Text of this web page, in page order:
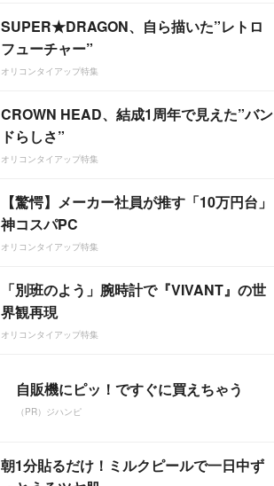
SUPER★DRAGON、自ら描いた”レトロ
フューチャー”
オリコンタイアップ特集
CROWN HEAD、結成1周年で見えた”バン
ドらしさ”
オリコンタイアップ特集
【驚愕】メーカー社員が推す「10万円台」
神コスパPC
オリコンタイアップ特集
「別班のよう」腕時計で『VIVANT』の世
界観再現
オリコンタイアップ特集
自販機にピッ！ですぐに買えちゃう
（PR）ジハンピ
朝1分貼るだけ！ミルクピールで一日中ず